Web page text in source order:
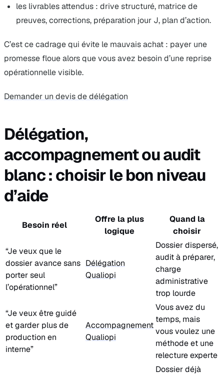
les livrables attendus : drive structuré, matrice de
preuves, corrections, préparation jour J, plan d’action.
C’est ce cadrage qui évite le mauvais achat : payer une
promesse floue alors que vous avez besoin d’une reprise
opérationnelle visible.
Demander un devis de délégation
Délégation,
accompagnement ou audit
blanc : choisir le bon niveau
d’aide
Besoin réel
Offre la plus
logique
Quand la
choisir
“Je veux que le
dossier avance sans
porter seul
l’opérationnel”
Délégation
Qualiopi
Dossier dispersé,
audit à préparer,
charge
administrative
trop lourde
“Je veux être guidé
et garder plus de
production en
interne”
Accompagnement
Qualiopi
Vous avez du
temps, mais
vous voulez une
méthode et une
relecture experte
Dossier déjà